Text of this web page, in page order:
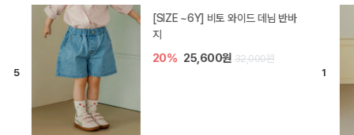
[SIZE ~6Y] 비토 와이드 데님 반바
지
20% 25,600원 32,000원